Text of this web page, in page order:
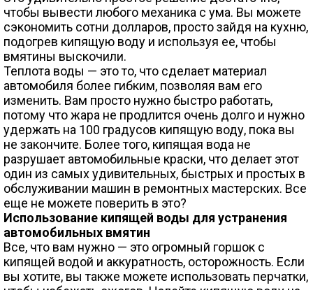
чтобы вывести любого механика с ума. Вы можете
сэкономить сотни долларов, просто зайдя на кухню,
подогрев кипящую воду и используя ее, чтобы
вмятины выскочили.
Теплота воды — это то, что сделает материал
автомобиля более гибким, позволяя вам его
изменить. Вам просто нужно быстро работать,
потому что жара не продлится очень долго и нужно
удержать на 100 градусов кипящую воду, пока вы
не закончите. Более того, кипящая вода не
разрушает автомобильные краски, что делает этот
один из самых удивительных, быстрых и простых в
обслуживании машин в ремонтных мастерских. Все
еще не можете поверить в это?
Использование кипящей воды для устранения
автомобильных вмятин
Все, что вам нужно — это огромный горшок с
кипящей водой и аккуратность, осторожность. Если
вы хотите, вы также можете использовать перчатки,